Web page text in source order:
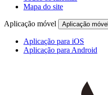
Mapa do site
Aplicação móvel Aplicação móvel
Aplicação para iOS
Aplicação para Android